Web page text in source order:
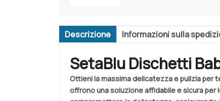
Descrizione Informazioni sulla
SetaBlu Dischetti
Ottieni la massima delicatezza e pulizia per
offrono una soluzione affidabile e sicura